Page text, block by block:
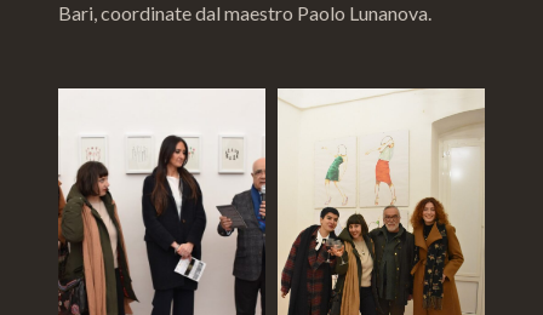
Bari, coordinate dal maestro Paolo Lunanova.